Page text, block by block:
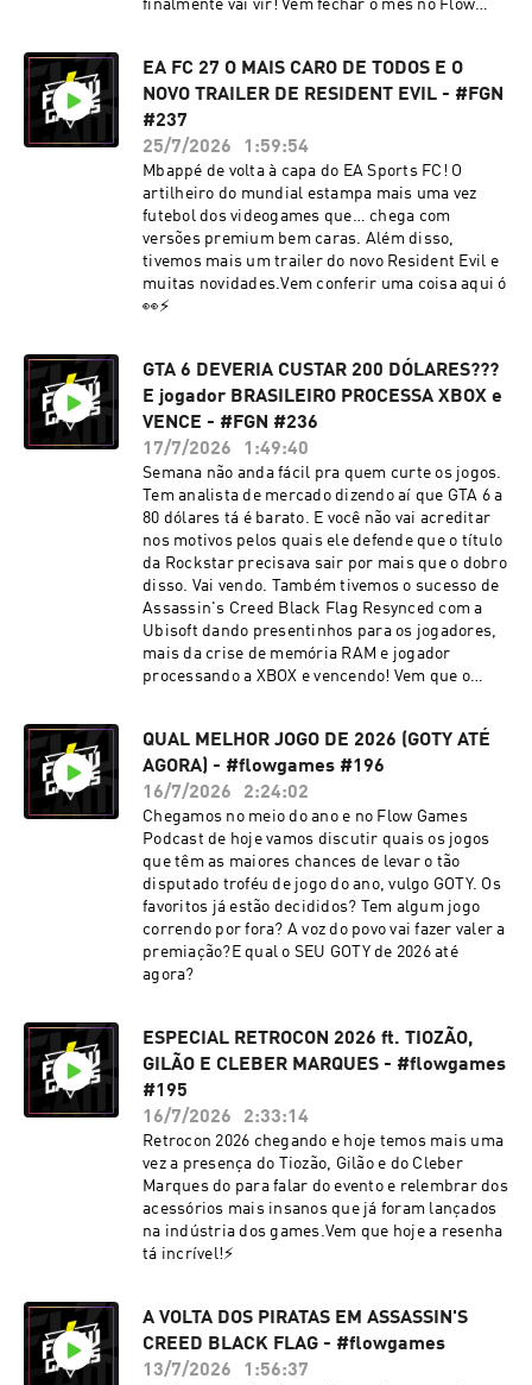
finalmente vai vir! Vem fechar o mês no Flow
EA FC 27 O MAIS CARO DE TODOS E O
NOVO TRAILER DE RESIDENT EVIL - #FGN
#237
25/7/2026
1:59:54
Mbappé de volta à capa do EA Sports FC! O
artilheiro do mundial estampa mais uma vez
futebol dos videogames que… chega com
versões premium bem caras. Além disso,
tivemos mais um trailer do novo Resident Evil e
muitas novidades.Vem conferir uma coisa aqui ó
👀⚡
GTA 6 DEVERIA CUSTAR 200 DÓLARES???
E jogador BRASILEIRO PROCESSA XBOX e
VENCE - #FGN #236
17/7/2026
1:49:40
Semana não anda fácil pra quem curte os jogos.
Tem analista de mercado dizendo aí que GTA 6 a
80 dólares tá é barato. E você não vai acreditar
nos motivos pelos quais ele defende que o título
da Rockstar precisava sair por mais que o dobro
disso. Vai vendo. Também tivemos o sucesso de
Assassin's Creed Black Flag Resynced com a
Ubisoft dando presentinhos para os jogadores,
mais da crise de memória RAM e jogador
processando a XBOX e vencendo! Vem que o
QUAL MELHOR JOGO DE 2026 (GOTY ATÉ
AGORA) - #flowgames #196
16/7/2026
2:24:02
Chegamos no meio do ano e no Flow Games
Podcast de hoje vamos discutir quais os jogos
que têm as maiores chances de levar o tão
disputado troféu de jogo do ano, vulgo GOTY. Os
favoritos já estão decididos? Tem algum jogo
correndo por fora? A voz do povo vai fazer valer a
premiação?E qual o SEU GOTY de 2026 até
agora?
ESPECIAL RETROCON 2026 ft. TIOZÃO,
GILÃO E CLEBER MARQUES - #flowgames
#195
16/7/2026
2:33:14
Retrocon 2026 chegando e hoje temos mais uma
vez a presença do Tiozão, Gilão e do Cleber
Marques do para falar do evento e relembrar dos
acessórios mais insanos que já foram lançados
na indústria dos games.Vem que hoje a resenha
tá incrível!⚡
A VOLTA DOS PIRATAS EM ASSASSIN'S
CREED BLACK FLAG - #flowgames
13/7/2026
1:56:37